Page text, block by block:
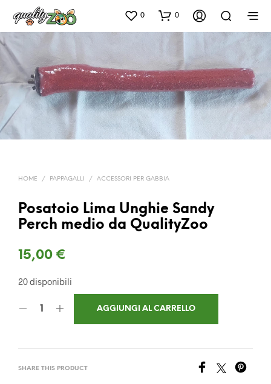
0 0
HOME / PAPPAGALLI / ACCESSORI PER GABBIA
Posatoio Lima Unghie Sandy
Perch medio da QualityZoo
15,00 €
20 disponibili
AGGIUNGI AL CARRELLO
SHARE THIS PRODUCT